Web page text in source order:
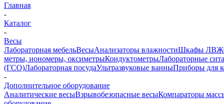
Главная
-
Каталог
-
Весы
Лабораторная мебельВесыАнализаторы влажностиШкафы ЛВЖ
метры, иономеры, оксиметрыКондуктометрыЛабораторные сита
(ГСО)Лабораторная посудаУльтразвуковые ванныПриборы для
-
Дополнительное оборудование
Аналитические весыВзрывобезопасные весыКомпараторы